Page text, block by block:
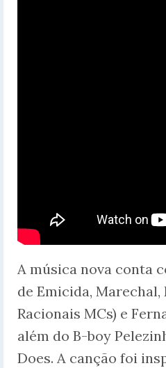
A música nova conta
de Emicida, Marechal,
Racionais MCs) e
além do B-boy
Does. A canção foi